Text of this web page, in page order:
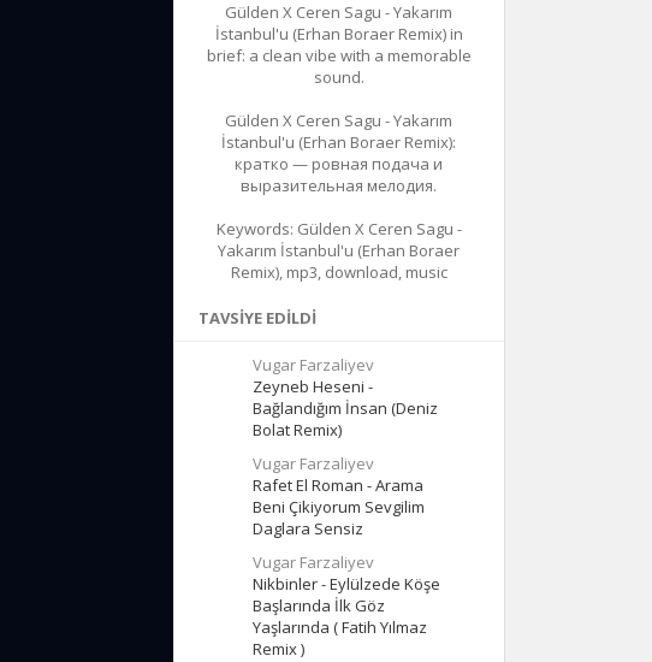
Gülden X Ceren Sagu - Yakarım
İstanbul'u (Erhan Boraer Remix) in
brief: a clean vibe with a memorable
sound.
Gülden X Ceren Sagu - Yakarım
İstanbul'u (Erhan Boraer Remix):
кратко — ровная подача и
выразительная мелодия.
Keywords: Gülden X Ceren Sagu -
Yakarım İstanbul'u (Erhan Boraer
Remix), mp3, download, music
TAVSIYE EDILDI
Vugar Farzaliyev
Zeyneb Heseni -
Bağlandığım İnsan (Deniz
Bolat Remix)
Vugar Farzaliyev
Rafet El Roman - Arama
Beni Çikiyorum Sevgilim
Daglara Sensiz
Vugar Farzaliyev
Nikbinler - Eylülzede Köşe
Başlarında İlk Göz
Yaşlarında ( Fatih Yılmaz
Remix )